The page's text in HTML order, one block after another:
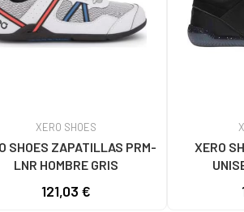
XERO SHOES
SHOES ZAPATILLAS PRM-
LNR HOMBRE GRIS
121,03 €
XERO